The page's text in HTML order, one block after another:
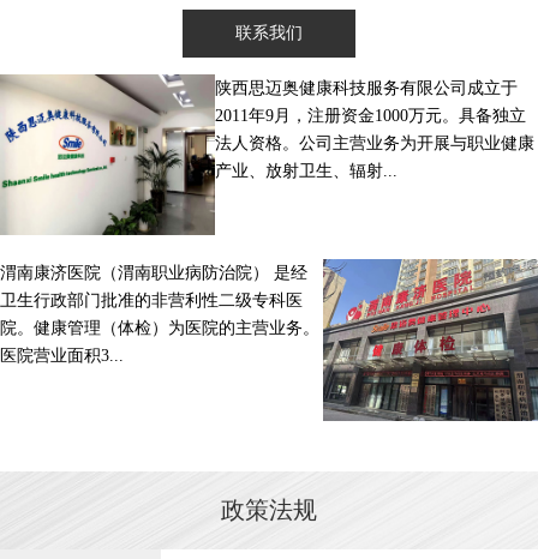
联系我们
陕西思迈奥健康科技服务有限公司成立于
2011年9月，注册资金1000万元。具备独立
法人资格。公司主营业务为开展与职业健康
产业、放射卫生、辐射...
渭南康济医院（渭南职业病防治院） 是经
卫生行政部门批准的非营利性二级专科医
院。健康管理（体检）为医院的主营业务。
医院营业面积3...
政策法规